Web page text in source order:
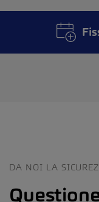
DA NOI LA